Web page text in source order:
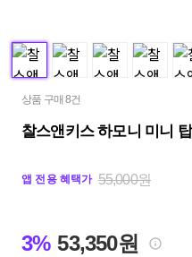
상품 구매 8건
찰스앤키스 하모니 미니
앱 전용 혜택가 55,000원
3% 53,350원